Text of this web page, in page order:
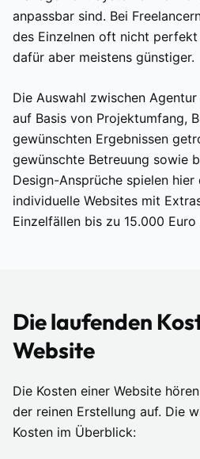
anpassbar sind. Bei
des Einzelnen oft nicht
dafür aber meistens günstiger.
Die Auswahl zwischen
auf Basis von Projektumfang,
gewünschten Ergebnissen
gewünschte Betreuung sowie
Design-Ansprüche spielen hier
individuelle Websites mit
Einzelfällen bis zu 15.000
Die laufenden
Website
Die Kosten einer Website
der reinen Erstellung auf. Die
Kosten im Überblick: